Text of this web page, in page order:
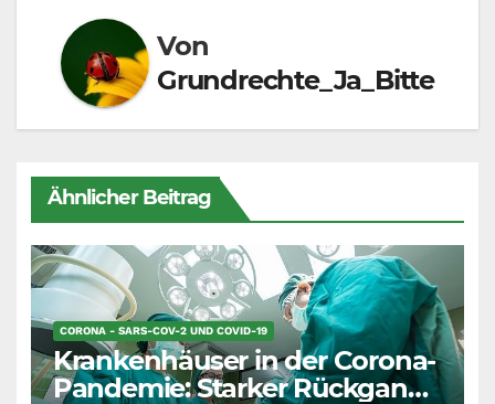
Von
Grundrechte_Ja_Bitte
Ähnlicher Beitrag
CORONA - SARS-COV-2 UND COVID-19
Krankenhäuser in der Corona-
Pandemie: Starker Rückgang